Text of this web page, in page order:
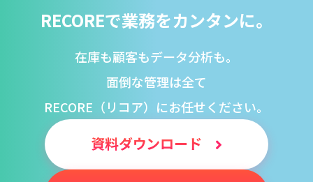
RECOREで業務をカンタンに。
在庫も顧客もデータ分析も。
面倒な管理は全て
RECORE（リコア）にお任せください。
資料ダウンロード